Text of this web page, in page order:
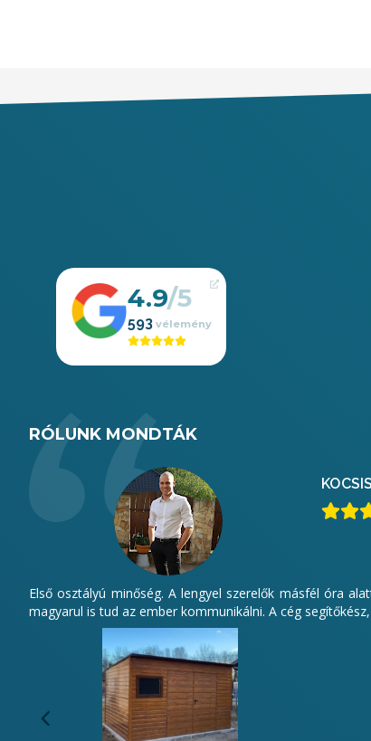
4.9
593
RÓLUNK MONDTÁK
KOCSIS
Első osztályú minőség. A lengyel szerelők másfél óra
magyarul is tud az ember kommunikálni. A cég